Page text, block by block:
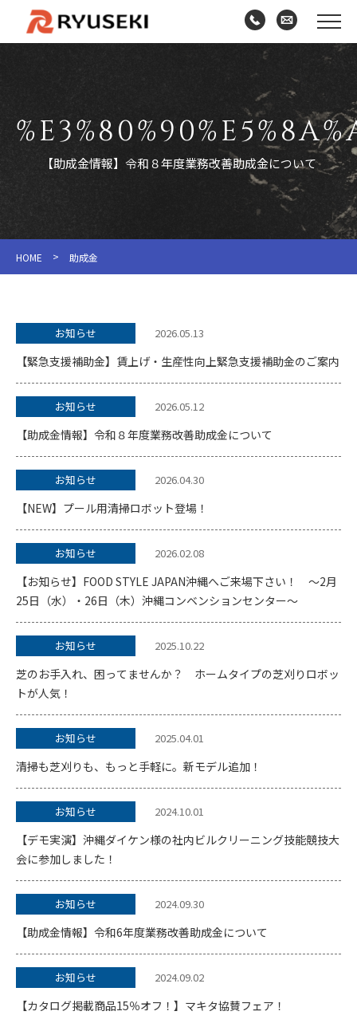
【助成金情報】令和８年度業務改善助成金について
HOME > 助成金
お知らせ 2026.05.13
【緊急支援補助金】賃上げ・生産性向上緊急支援補助金のご案内
お知らせ 2026.05.12
【助成金情報】令和８年度業務改善助成金について
お知らせ 2026.04.30
【NEW】プール用清掃ロボット登場！
お知らせ 2026.02.08
【お知らせ】FOOD STYLE JAPAN沖縄へご来場下さい！ ～2月
25日（水）・26日（木）沖縄コンベンションセンター～
お知らせ 2025.10.22
芝のお手入れ、困ってませんか？ ホームタイプの芝刈りロボッ
トが人気！
お知らせ 2025.04.01
清掃も芝刈りも、もっと手軽に。新モデル追加！
お知らせ 2024.10.01
【デモ実演】沖縄ダイケン様の社内ビルクリーニング技能競技大
会に参加しました！
お知らせ 2024.09.30
【助成金情報】令和6年度業務改善助成金について
お知らせ 2024.09.02
【カタログ掲載商品15％オフ！】マキタ協賛フェア！